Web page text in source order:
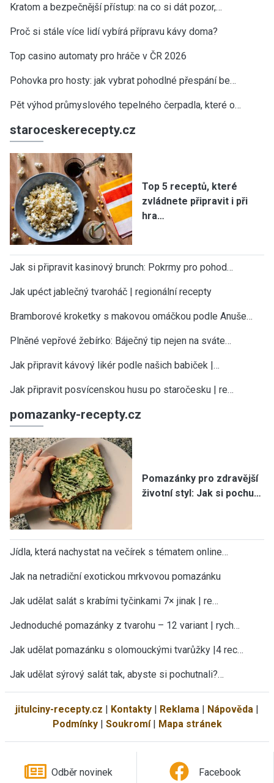
Kratom a bezpečnější přístup: na co si dát pozor,…
Proč si stále více lidí vybírá přípravu kávy doma?
Top casino automaty pro hráče v ČR 2026
Pohovka pro hosty: jak vybrat pohodlné přespání be…
Pět výhod průmyslového tepelného čerpadla, které o…
staroceskerecepty.cz
Top 5 receptů, které
zvládnete připravit i při
hra…
Jak si připravit kasinový brunch: Pokrmy pro pohod…
Jak upéct jablečný tvaroháč | regionální recepty
Bramborové kroketky s makovou omáčkou podle Anuše…
Plněné vepřové žebírko: Báječný tip nejen na sváte…
Jak připravit kávový likér podle našich babiček |…
Jak připravit posvícenskou husu po staročesku | re…
pomazanky-recepty.cz
Pomazánky pro zdravější
životní styl: Jak si pochu…
Jídla, která nachystat na večírek s tématem online…
Jak na netradiční exotickou mrkvovou pomazánku
Jak udělat salát s krabími tyčinkami 7× jinak | re…
Jednoduché pomazánky z tvarohu – 12 variant | rych…
Jak udělat pomazánku s olomouckými tvarůžky |4 rec…
Jak udělat sýrový salát tak, abyste si pochutnali?…
jitulciny-recepty.cz | Kontakty | Reklama | Nápověda |
Podmínky| Soukromí| Mapa stránek
Odběr novinek Facebook